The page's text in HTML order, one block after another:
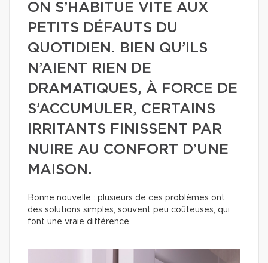
ON S’HABITUE VITE AUX
PETITS DÉFAUTS DU
QUOTIDIEN. BIEN QU’ILS
N’AIENT RIEN DE
DRAMATIQUES, À FORCE DE
S’ACCUMULER, CERTAINS
IRRITANTS FINISSENT PAR
NUIRE AU CONFORT D’UNE
MAISON.
Bonne nouvelle : plusieurs de ces problèmes ont
des solutions simples, souvent peu coûteuses, qui
font une vraie différence.